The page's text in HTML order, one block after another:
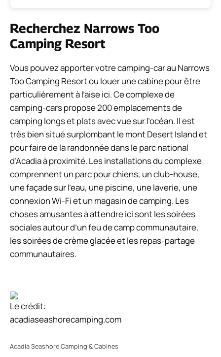
Recherchez Narrows Too
Camping Resort
Vous pouvez apporter votre camping-car au Narrows
Too Camping Resort ou louer une cabine pour être
particulièrement à l’aise ici. Ce complexe de
camping-cars propose 200 emplacements de
camping longs et plats avec vue sur l’océan. Il est
très bien situé surplombant le mont Desert Island et
pour faire de la randonnée dans le parc national
d’Acadia à proximité. Les installations du complexe
comprennent un parc pour chiens, un club-house,
une façade sur l’eau, une piscine, une laverie, une
connexion Wi-Fi et un magasin de camping. Les
choses amusantes à attendre ici sont les soirées
sociales autour d’un feu de camp communautaire,
les soirées de crème glacée et les repas-partage
communautaires.
Le crédit:
acadiaseashorecamping.com
Acadia Seashore Camping & Cabines